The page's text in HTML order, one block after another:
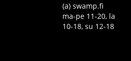
(a) swamp.fi
ma-pe 11-20, la
10-18, su 12-18